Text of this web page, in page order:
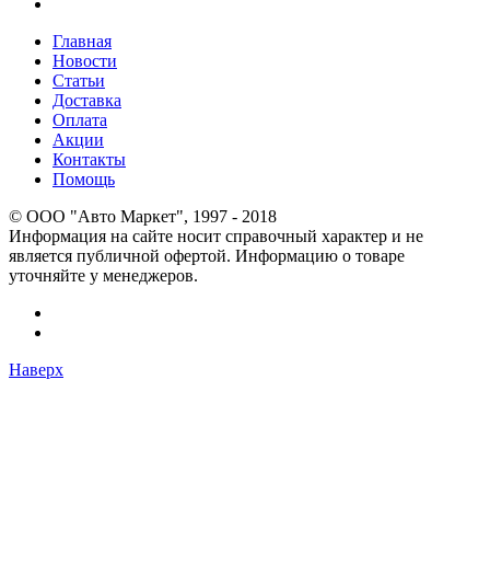
Главная
Новости
Статьи
Доставка
Оплата
Акции
Контакты
Помощь
© OOO "Авто Маркет", 1997 - 2018
Информация на сайте носит справочный характер и не
является публичной офертой. Информацию о товаре
уточняйте у менеджеров.
Наверх